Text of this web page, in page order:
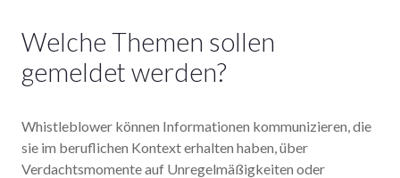
Welche Themen sollen
gemeldet werden?
Whistleblower können Informationen kommunizieren, die
sie im beruflichen Kontext erhalten haben, über
Verdachtsmomente auf Unregelmäßigkeiten oder